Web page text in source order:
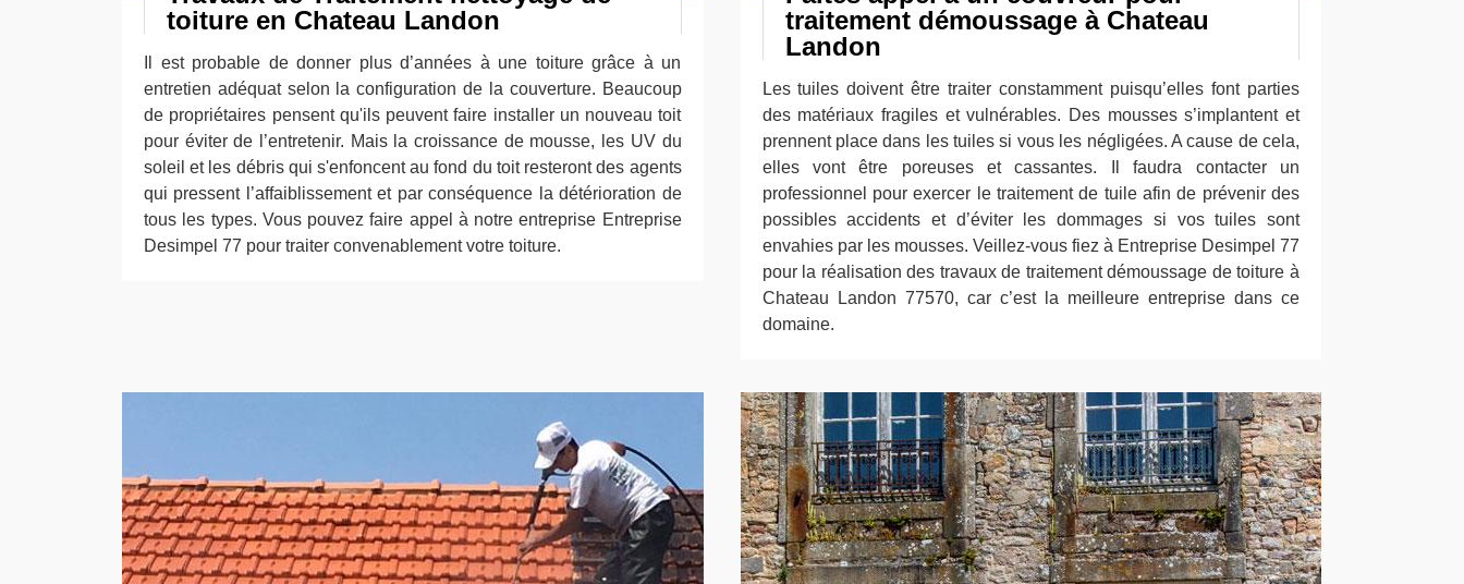
toiture en Chateau Landon
Il est probable de donner plus d’années à une toiture grâce à un
entretien adéquat selon la configuration de la couverture. Beaucoup
de propriétaires pensent qu'ils peuvent faire installer un nouveau toit
pour éviter de l’entretenir. Mais la croissance de mousse, les UV du
soleil et les débris qui s'enfoncent au fond du toit resteront des agents
qui pressent l’affaiblissement et par conséquence la détérioration de
tous les types. Vous pouvez faire appel à notre entreprise Entreprise
Desimpel 77 pour traiter convenablement votre toiture.
traitement démoussage à Chateau
Landon
Les tuiles doivent être traiter constamment puisqu’elles font parties
des matériaux fragiles et vulnérables. Des mousses s’implantent et
prennent place dans les tuiles si vous les négligées. A cause de cela,
elles vont être poreuses et cassantes. Il faudra contacter un
professionnel pour exercer le traitement de tuile afin de prévenir des
possibles accidents et d’éviter les dommages si vos tuiles sont
envahies par les mousses. Veillez-vous fiez à Entreprise Desimpel 77
pour la réalisation des travaux de traitement démoussage de toiture à
Chateau Landon 77570, car c’est la meilleure entreprise dans ce
domaine.